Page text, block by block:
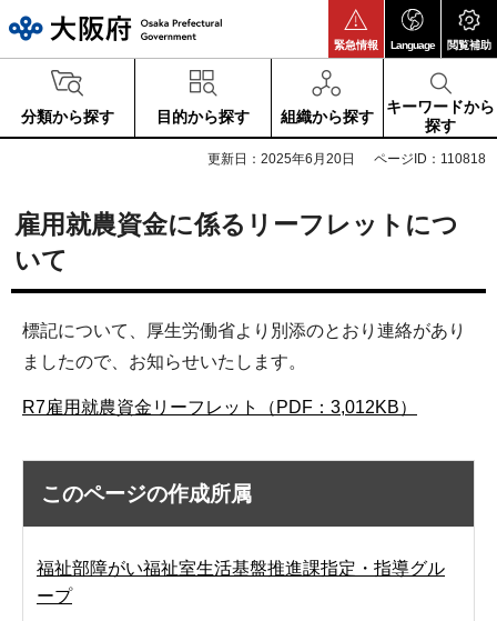
緊急情報 Language 閲覧補助
分類から探す 目的から探す 組織から探す
キーワードから
探す
更新日：2025年6月20日 ページID：110818
雇用就農資金に係るリーフレットにつ
いて
標記について、厚生労働省より別添のとおり連絡があり
ましたので、お知らせいたします。
R7雇用就農資金リーフレット（PDF：3,012KB）
このページの作成所属
福祉部障がい福祉室生活基盤推進課指定・指導グル
ープ